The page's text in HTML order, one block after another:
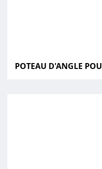
POTEAU D'ANGLE